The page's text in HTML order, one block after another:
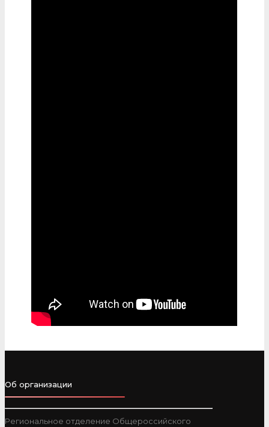
Об организации
Региональное отделение Общероссийского